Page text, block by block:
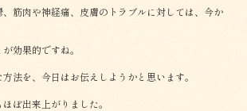
筋肉や神経痛、皮膚のトラブルに対しては、今か
効果的ですね。
法を、今日はお伝えしようかと思います。
ぼ出来上がりました。